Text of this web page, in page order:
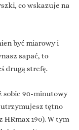
co wskazuje na
być miarowy i
sapać, to
drugą strefę.
sobie 90-minutowy
utrzymujesz tętno
HRmax 190). W tym